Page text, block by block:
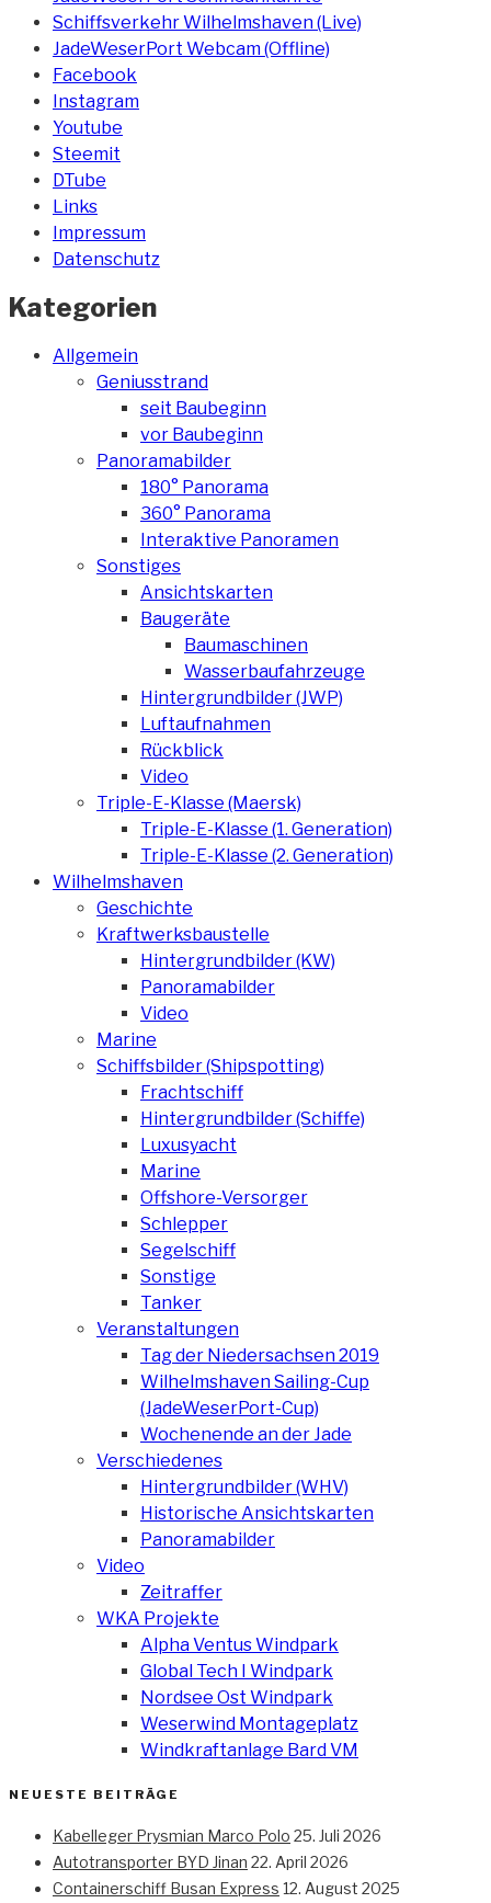
Schiffsverkehr Wilhelmshaven (Live)
JadeWeserPort Webcam (Offline)
Facebook
Instagram
Youtube
Steemit
DTube
Links
Impressum
Datenschutz
Kategorien
Allgemein
Geniusstrand
seit Baubeginn
vor Baubeginn
Panoramabilder
180° Panorama
360° Panorama
Interaktive Panoramen
Sonstiges
Ansichtskarten
Baugeräte
Baumaschinen
Wasserbaufahrzeuge
Hintergrundbilder (JWP)
Luftaufnahmen
Rückblick
Video
Triple-E-Klasse (Maersk)
Triple-E-Klasse (1. Generation)
Triple-E-Klasse (2. Generation)
Wilhelmshaven
Geschichte
Kraftwerksbaustelle
Hintergrundbilder (KW)
Panoramabilder
Video
Marine
Schiffsbilder (Shipspotting)
Frachtschiff
Hintergrundbilder (Schiffe)
Luxusyacht
Marine
Offshore-Versorger
Schlepper
Segelschiff
Sonstige
Tanker
Veranstaltungen
Tag der Niedersachsen 2019
Wilhelmshaven Sailing-Cup
(JadeWeserPort-Cup)
Wochenende an der Jade
Verschiedenes
Hintergrundbilder (WHV)
Historische Ansichtskarten
Panoramabilder
Video
Zeitraffer
WKA Projekte
Alpha Ventus Windpark
Global Tech I Windpark
Nordsee Ost Windpark
Weserwind Montageplatz
Windkraftanlage Bard VM
NEUESTE BEITRÄGE
Kabelleger Prysmian Marco Polo 25. Juli 2026
Autotransporter BYD Jinan 22. April 2026
Containerschiff Busan Express 12. August 2025